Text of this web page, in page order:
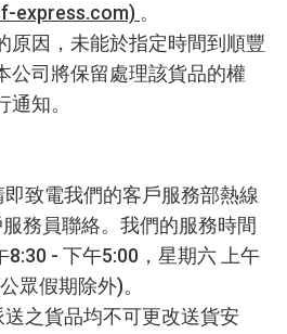
express.com) 。
原因，未能於指定時間到順豐
公司將保留處理該貨品的權
知。
致電我們的客戶服務部熱線
務員聯絡。我們的服務時間
8:30 - 下午5:00，星期六 上午
眾假期除外)。
之貨品均不可更改送貨安